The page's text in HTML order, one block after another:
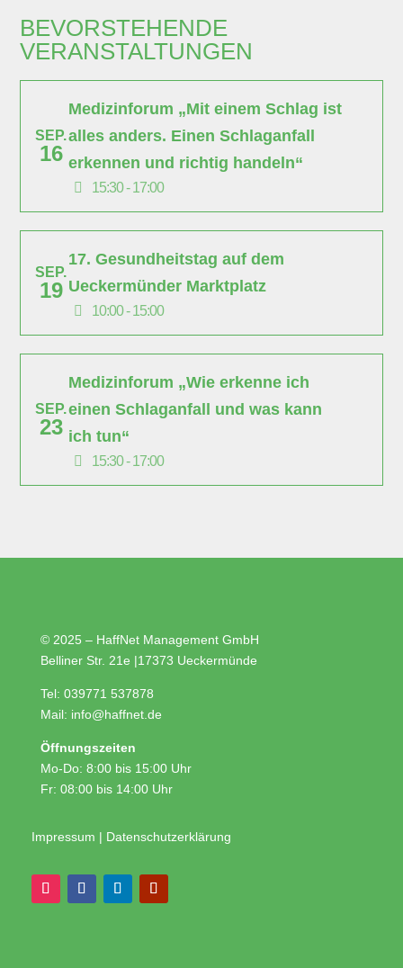
BEVORSTEHENDE
VERANSTALTUNGEN
SEP.
16
Medizinforum „Mit einem Schlag ist
alles anders. Einen Schlaganfall
erkennen und richtig handeln“
15:30 - 17:00
SEP.
19
17. Gesundheitstag auf dem
Ueckermünder Marktplatz
10:00 - 15:00
SEP.
23
Medizinforum „Wie erkenne ich
einen Schlaganfall und was kann
ich tun“
15:30 - 17:00
© 2025 – HaffNet Management GmbH
Belliner Str. 21e |17373 Ueckermünde
Tel: 039771 537878
Mail: info@haffnet.de
Öffnungszeiten
Mo-Do: 8:00 bis 15:00 Uhr
Fr: 08:00 bis 14:00 Uhr
Impressum | Datenschutzerklärung